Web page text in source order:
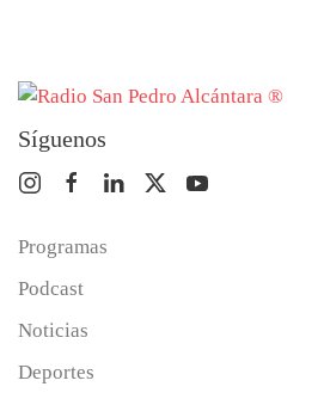
Síguenos
Programas
Podcast
Noticias
Deportes